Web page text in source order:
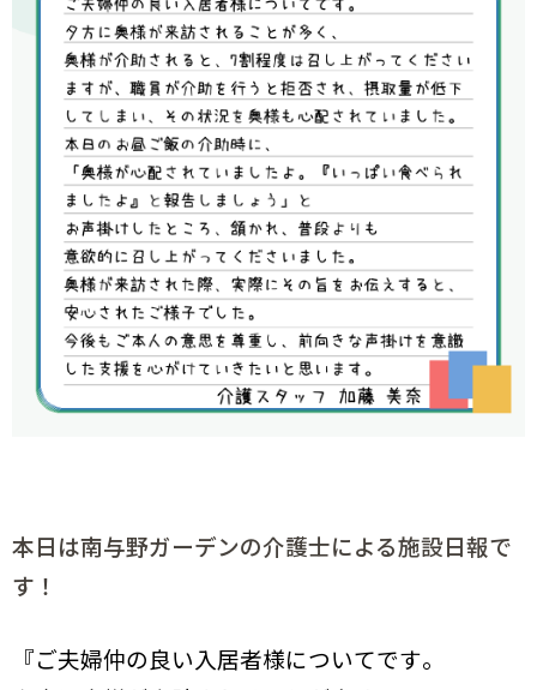
本日は南与野ガーデンの介護士による施設日報で
す！
『ご夫婦仲の良い入居者様についてです。